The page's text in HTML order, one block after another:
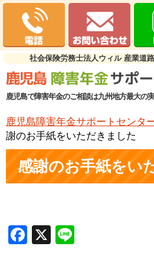
社会保険労務士法人ウィル 産業道
鹿児島で障害年金のご相談は九州地方最大の
鹿児島障害年金サポートセンタ
謝のお手紙をいただきました
感謝のお手紙をい
Facebook
X